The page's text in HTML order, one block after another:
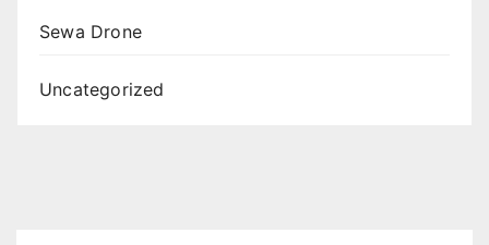
Sewa Drone
Uncategorized